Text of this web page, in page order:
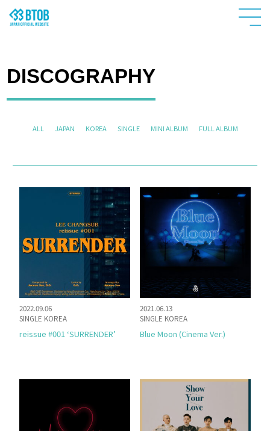
DISCOGRAPHY
ALL JAPAN KOREA SINGLE MINI ALBUM FULL ALBUM
2022.09.06
SINGLE KOREA
reissue #001 ‘SURRENDER’
2021.06.13
SINGLE KOREA
Blue Moon (Cinema Ver.)